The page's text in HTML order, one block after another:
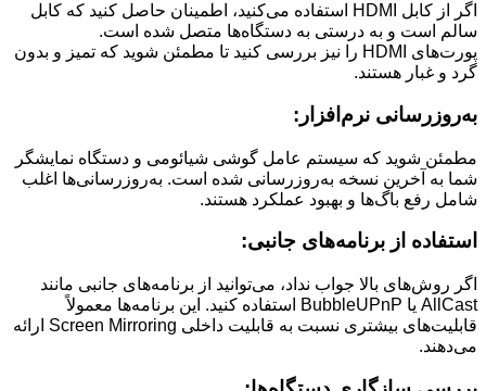
اگر از کابل HDMI استفاده می‌کنید، اطمینان حاصل کنید که کابل
سالم است و به درستی به دستگاه‌ها متصل شده است.
پورت‌های HDMI را نیز بررسی کنید تا مطمئن شوید که تمیز و بدون
گرد و غبار هستند.
به‌روزرسانی نرم‌افزار:
مطمئن شوید که سیستم عامل گوشی شیائومی و دستگاه نمایشگر
شما به آخرین نسخه به‌روزرسانی شده است. به‌روزرسانی‌ها اغلب
شامل رفع باگ‌ها و بهبود عملکرد هستند.
استفاده از برنامه‌های جانبی:
اگر روش‌های بالا جواب نداد، می‌توانید از برنامه‌های جانبی مانند
AllCast یا BubbleUPnP استفاده کنید. این برنامه‌ها معمولاً
قابلیت‌های بیشتری نسبت به قابلیت داخلی Screen Mirroring ارائه
می‌دهند.